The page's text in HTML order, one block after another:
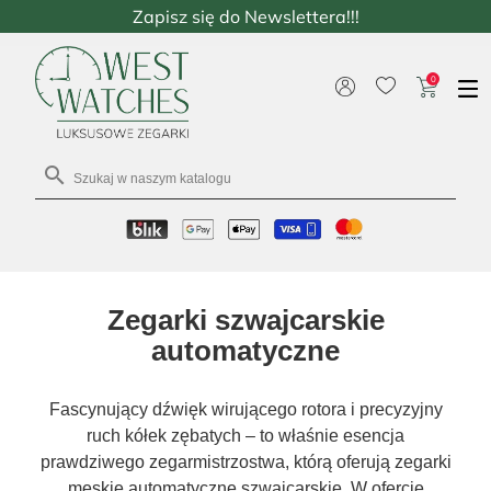

0
Zapisz się do Newslettera!!!
Zegarki szwajcarskie
automatyczne
Fascynujący dźwięk wirującego rotora i precyzyjny
ruch kółek zębatych – to właśnie esencja
prawdziwego zegarmistrzostwa, którą oferują zegarki